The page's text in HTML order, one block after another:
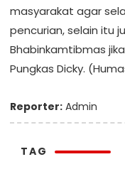
masyarakat agar
pencurian, selain itu
Bhabinkamtibmas
Pungkas Dicky.
Reporter: Admin
TAG